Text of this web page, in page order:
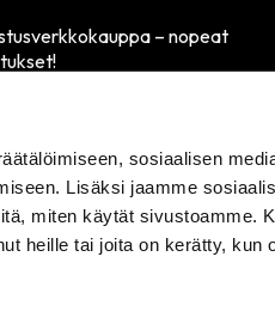
sosiaalisen
Lisäksi jaamme
miten käytät sivustoamme.
heille tai joita on kerätty, kun
– nopeat
SÄHKÖPOSTI
sisustusilo@sisustusilo.fi